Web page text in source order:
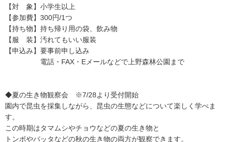
【対 象】小学生以上
【参加費】300円/1つ
【持ち物】持ち帰り用の袋、飲み物
【服 装】汚れてもいい服装
【申込み】要事前申し込み
電話・FAX・Eメールなどで上野森林公園まで
◆夏の生き物観察会 ※7/28より受付開始
園内で昆虫を採集しながら、昆虫の生態などについて楽しく学べま
す。
この時期はタマムシやチョウなどの夏の生き物と
トンボやバッタなどの秋の生き物の両方が観察できます。